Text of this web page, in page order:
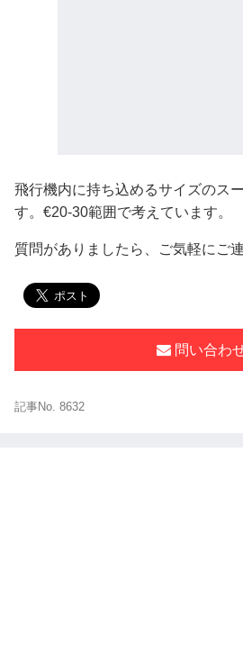
飛行機内に持ち込めるサイズのス
す。€20-30範囲で考えています。
質問がありましたら、ご気軽にご
問い合わ
記事No. 8632